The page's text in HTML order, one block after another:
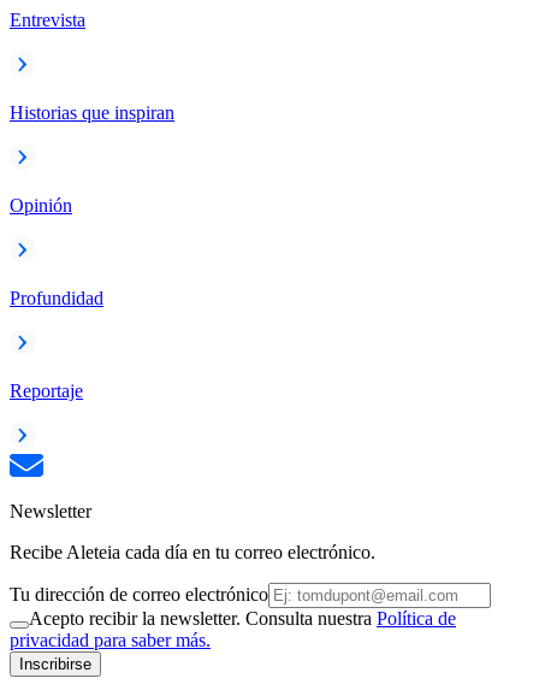
Entrevista
Historias que inspiran
Opinión
Profundidad
Reportaje
Newsletter
Recibe Aleteia cada día en tu correo electrónico.
Tu dirección de correo electrónico
Acepto recibir la newsletter. Consulta nuestra Política de
privacidad para saber más.
Inscribirse